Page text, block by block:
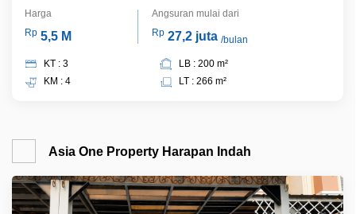
Harga
Rp 5,5 M
Angsuran mulai dari
Rp 27,2 juta /bulan
KT : 3
KM : 4
LB : 200 m²
LT : 266 m²
Asia One Property Harapan Indah